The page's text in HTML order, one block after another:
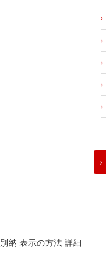
納 表示の方法 詳細